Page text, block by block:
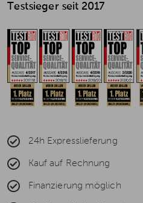
Testsieger seit 2017
24h Expresslieferung
Kauf auf Rechnung
Finanzierung möglich